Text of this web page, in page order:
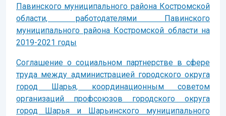
Павинского муниципального района Костромской
области, работодателями Павинского
муниципального района Костромской области на
2019-2021 годы
Соглашение о социальном партнерстве в сфере
труда между администрацией городского округа
город Шарья, координационным советом
организаций профсоюзов городского округа
город Шарья и Шарьинского муниципального